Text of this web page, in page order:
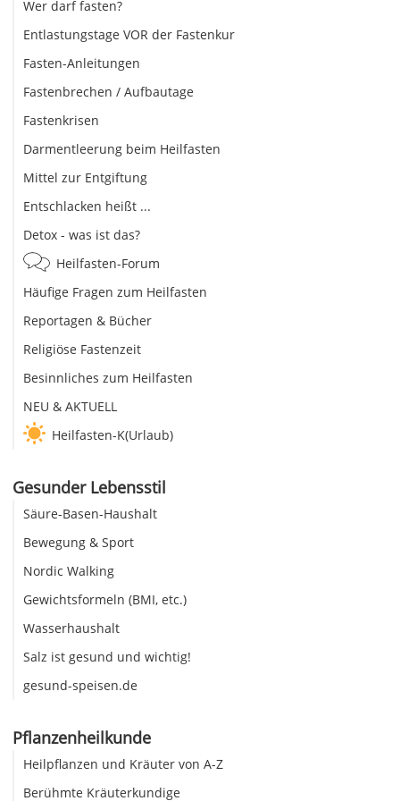
Wer darf fasten?
Entlastungstage VOR der Fastenkur
Fasten-Anleitungen
Fastenbrechen / Aufbautage
Fastenkrisen
Darmentleerung beim Heilfasten
Mittel zur Entgiftung
Entschlacken heißt ...
Detox - was ist das?
Heilfasten-Forum
Häufige Fragen zum Heilfasten
Reportagen & Bücher
Religiöse Fastenzeit
Besinnliches zum Heilfasten
NEU & AKTUELL
Heilfasten-K(Urlaub)
Gesunder Lebensstil
Säure-Basen-Haushalt
Bewegung & Sport
Nordic Walking
Gewichtsformeln (BMI, etc.)
Wasserhaushalt
Salz ist gesund und wichtig!
gesund-speisen.de
Pflanzenheilkunde
Heilpflanzen und Kräuter von A-Z
Berühmte Kräuterkundige